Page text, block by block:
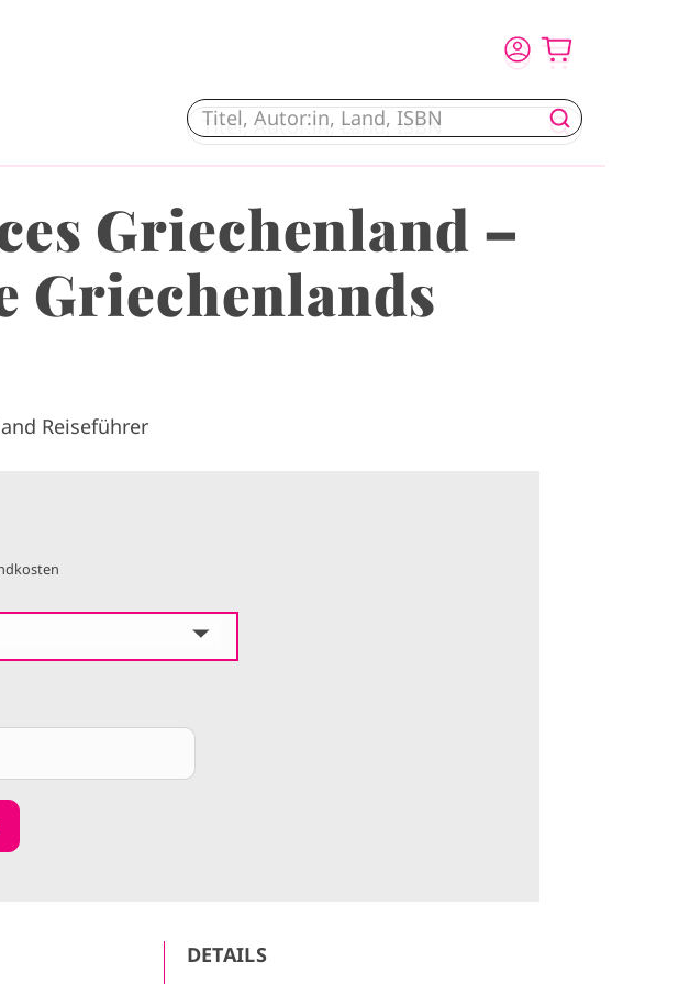
Griechenland –
Griechenlands
Reiseführer
DETAILS